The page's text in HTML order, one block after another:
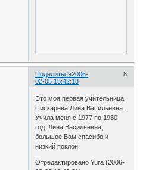
Поделиться 8
2006-
02-05 15:42:18
Это моя первая учительница
Пискарева Лина Васильевна.
Учила меня с 1977 по 1980
год. Лина Васильевна,
большое Вам спасибо и
низкий поклон.
Отредактировано Yura (2006-